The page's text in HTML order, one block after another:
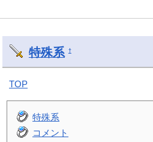
特殊系 †
TOP
特殊系
コメント